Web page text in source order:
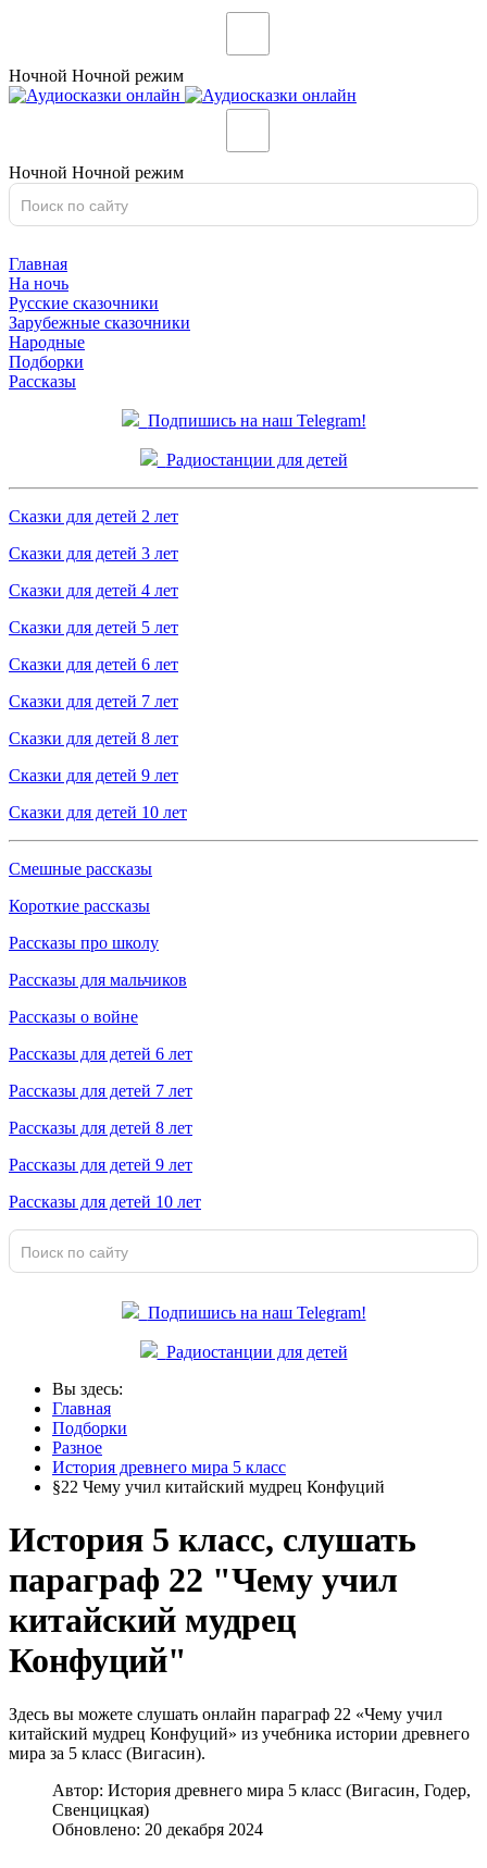
Ночной Ночной режим
Ночной Ночной режим
Главная
На ночь
Русские сказочники
Зарубежные сказочники
Народные
Подборки
Рассказы
Подпишись на наш Telegram!
Радиостанции для детей
Сказки для детей 2 лет
Сказки для детей 3 лет
Сказки для детей 4 лет
Сказки для детей 5 лет
Сказки для детей 6 лет
Сказки для детей 7 лет
Сказки для детей 8 лет
Сказки для детей 9 лет
Сказки для детей 10 лет
Смешные рассказы
Короткие рассказы
Рассказы про школу
Рассказы для мальчиков
Рассказы о войне
Рассказы для детей 6 лет
Рассказы для детей 7 лет
Рассказы для детей 8 лет
Рассказы для детей 9 лет
Рассказы для детей 10 лет
Подпишись на наш Telegram!
Радиостанции для детей
Вы здесь:
Главная
Подборки
Разное
История древнего мира 5 класс
§22 Чему учил китайский мудрец Конфуций
История 5 класс, слушать
параграф 22 "Чему учил
китайский мудрец
Конфуций"
Здесь вы можете слушать онлайн параграф 22 «Чему учил
китайский мудрец Конфуций» из учебника истории древнего
мира за 5 класс (Вигасин).
Автор: История древнего мира 5 класс (Вигасин, Годер,
Свенцицкая)
Обновлено: 20 декабря 2024